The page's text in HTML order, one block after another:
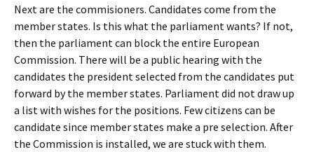
Next are the commisioners. Candidates come from the
member states. Is this what the parliament wants? If not,
then the parliament can block the entire European
Commission. There will be a public hearing with the
candidates the president selected from the candidates put
forward by the member states. Parliament did not draw up
a list with wishes for the positions. Few citizens can be
candidate since member states make a pre selection. After
the Commission is installed, we are stuck with them.